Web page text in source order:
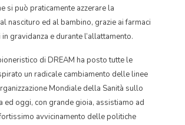
si può praticamente azzerare la
nascituro ed al bambino, grazie ai farmaci
gravidanza e durante l’allattamento.
di DREAM ha posto tutte le
un radicale cambiamento delle linee
Mondiale della Sanità sullo
ed oggi, con grande gioia, assistiamo ad
avvicinamento delle politiche